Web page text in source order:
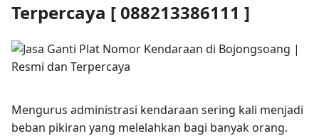
Terpercaya [ 088213386111 ]
Mengurus administrasi kendaraan sering kali menjadi
beban pikiran yang melelahkan bagi banyak orang.